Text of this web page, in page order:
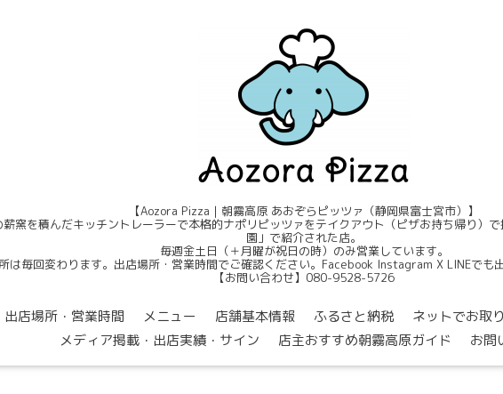
【Aozora Pizza｜朝霧高原 あおぞらピッツァ（静岡県富士宮市）】
窯を積んだキッチントレーラーで本格的ナポリピッツァをテイクアウト（ピザお持ち帰り）
園」で紹介された店。
毎週金土日（＋月曜が祝日の時）のみ営業しています。
は毎回変わります。出店場所・営業時間でご確認ください。Facebook Instagram X LINEでも
【お問い合わせ】080-9528-5726
出店場所・営業時間 メニュー 店舗基本情報 ふるさと納税
ネットでお取
メディア掲載・出店実績・サイン
店主おすすめ朝霧高原ガイド お問